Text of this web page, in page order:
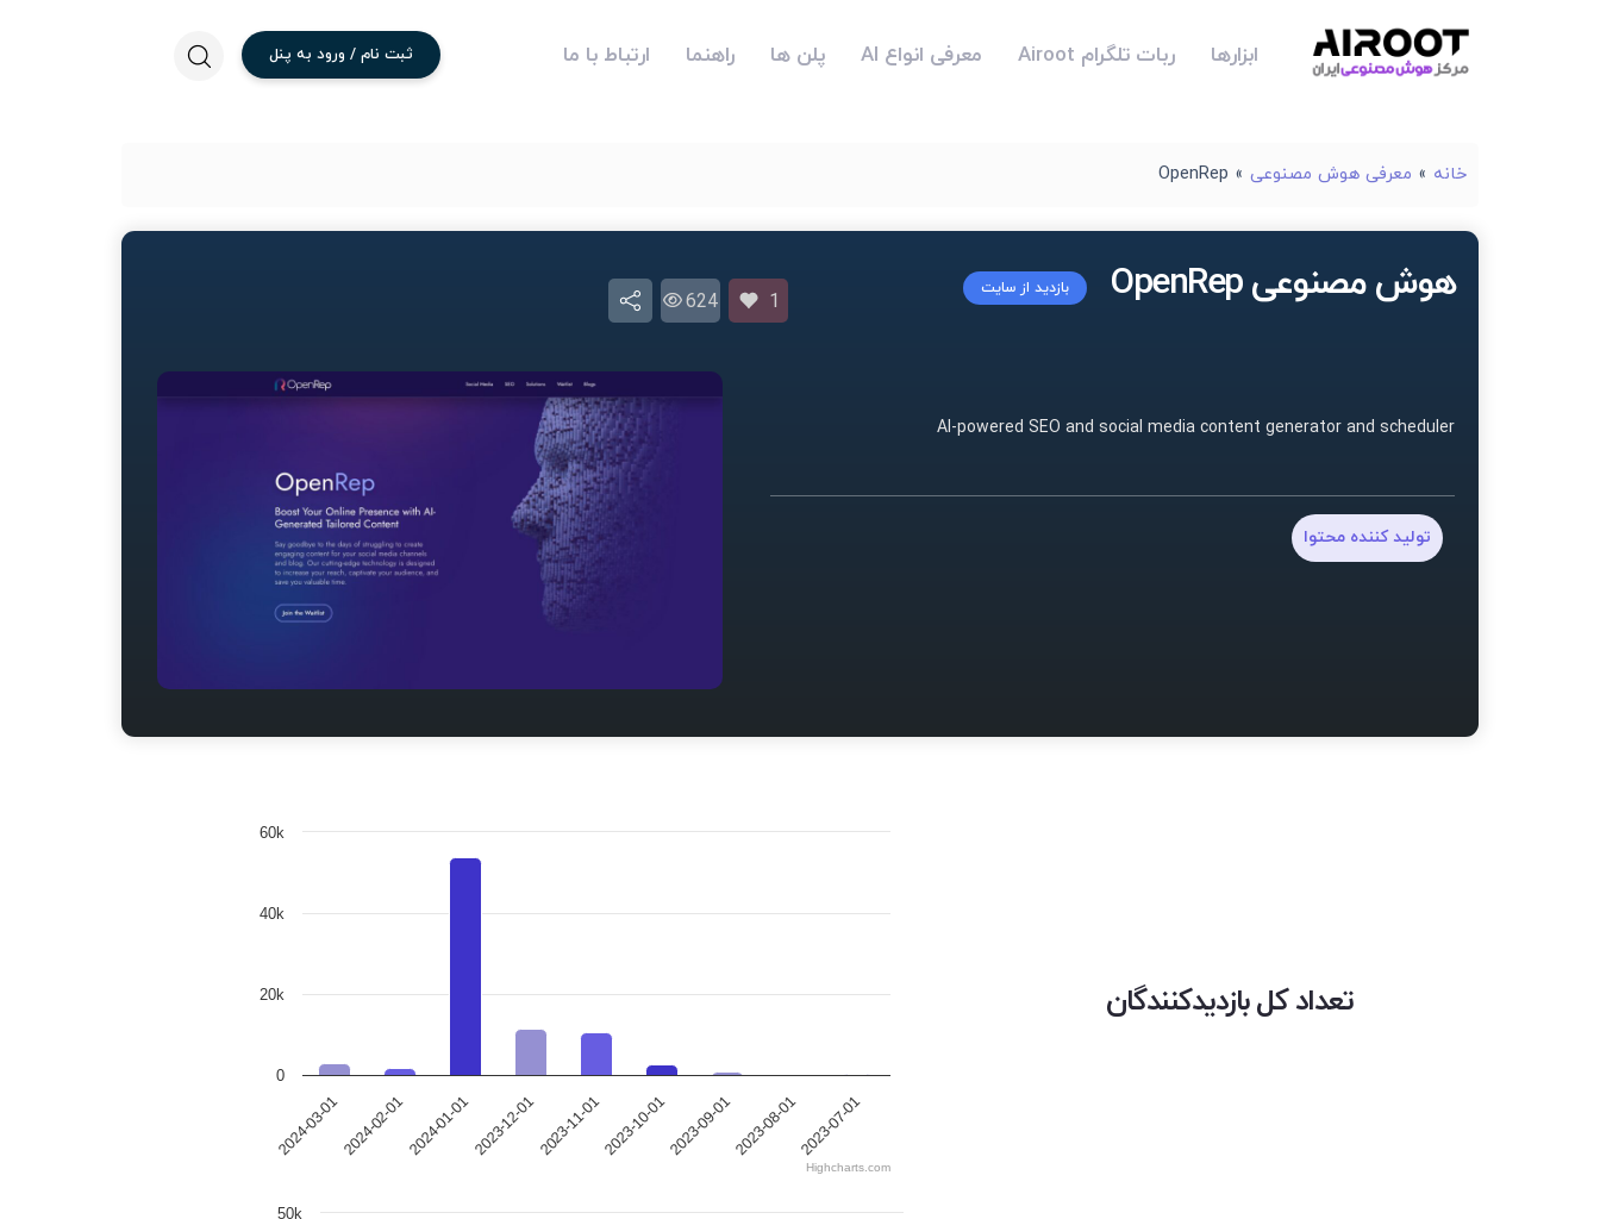
ابزارها ربات تلگرام Airoot معرفی انواع AI پلن ها راهنما ارتباط با ما ثبت نام / ورود به پنل
خانه » معرفی هوش مصنوعی »
OpenRep
هوش مصنوعی OpenRep بازدید از سایت
1
624
AI-powered SEO and social media content generator and scheduler
تولید کننده محتوا
تعداد کل بازدیدکنندگان
2024-03-012024-02-012024-01-012023-12-012023-11-012023-10-012023-09-012023-08-012023-07-01
0
20k
40k
60k
Highcharts.com
50k